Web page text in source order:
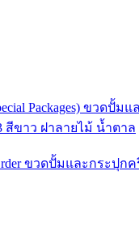
ขวดปั้มและกระปุกค